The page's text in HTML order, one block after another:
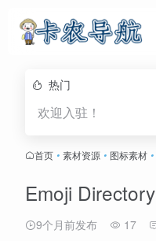
热门
欢迎入驻！
首页 • 素材资源 • 图标素材 •
Emoji Directory
9个月前发布 17